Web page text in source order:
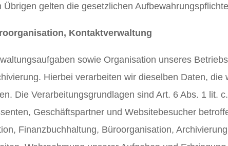
gelten die gesetzlichen
Kontaktverwaltung
sowie Organisation unseres
Hierbei verarbeiten wir dieselben Daten, die
Die Verarbeitungsgrundlagen sind Art. 6 Abs. 1 lit.
Geschäftspartner und Websitebesucher
Finanzbuchhaltung, Büroorganisation,